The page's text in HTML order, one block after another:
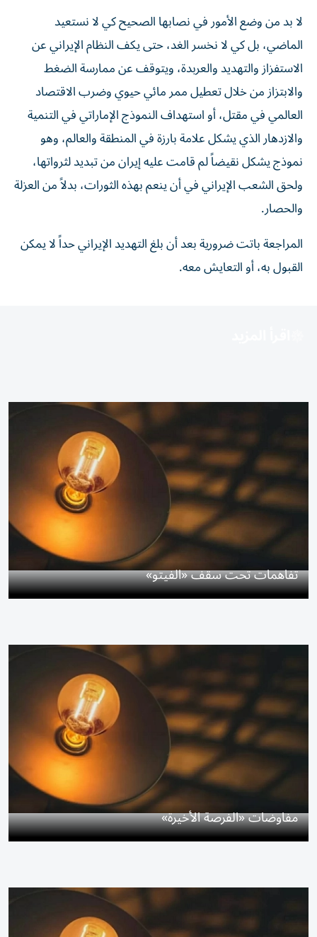
لا بد من وضع الأمور في نصابها الصحيح كي لا نستعيد
الماضي، بل كي لا نخسر الغد، حتى يكف النظام الإيراني عن
الاستفزاز والتهديد والعربدة، ويتوقف عن ممارسة الضغط
والابتزاز من خلال تعطيل ممر مائي حيوي وضرب الاقتصاد
العالمي في مقتل، أو استهداف النموذج الإماراتي في التنمية
والازدهار الذي يشكل علامة بارزة في المنطقة والعالم، وهو
نموذج يشكل نقيضاً لم قامت عليه إيران من تبديد لثرواتها،
ولحق الشعب الإيراني في أن ينعم بهذه الثورات، بدلاً من العزلة
والحصار.
المراجعة باتت ضرورية بعد أن بلغ التهديد الإيراني حداً لا يمكن
القبول به، أو التعايش معه.
تفاهمات تحت سقف «الفيتو»
مفاوضات «الفرصة الأخيرة»